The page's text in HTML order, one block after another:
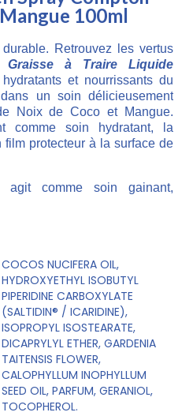
100ml
Retrouvez les vertus
Graisse à Traire Liquide
et nourrissants du
un soin délicieusement
Noix de Coco et Mangue.
comme soin hydratant, la
film protecteur à la surface de
comme soin gainant,
COCOS NUCIFERA OIL,
HYDROXYETHYL ISOBUTYL
PIPERIDINE CARBOXYLATE
(SALTIDIN® / ICARIDINE),
ISOPROPYL ISOSTEARATE,
DICAPRYLYL ETHER, GARDENIA
TAITENSIS FLOWER,
CALOPHYLLUM INOPHYLLUM
SEED OIL, PARFUM, GERANIOL,
TOCOPHEROL.